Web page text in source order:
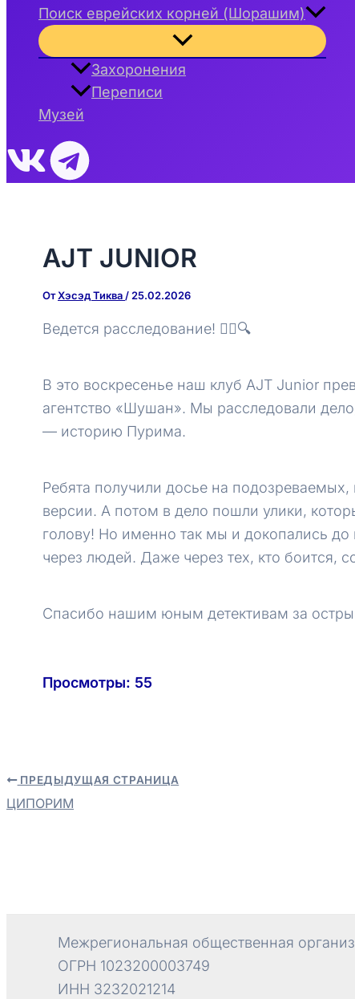
Поиск еврейских корней (Шорашим)
Переключатель
меню
Захоронения
Переписи
Музей
AJT JUNIOR
ОтХэсэд Тиква / 25.02.2026
Ведется расследование! 🕵️‍♀️🔍
В это воскресенье наш клуб AJT Junior
агентство «Шушан». Мы расследовали
— историю Пурима.
Ребята получили досье на подозреваемых,
версии. А потом в дело пошли улики,
голову! Но именно так мы и докопались до
через людей. Даже через тех, кто боится,
Спасибо нашим юным детективам за
Просмотры: 55
Навигация
по
ПРЕДЫДУЩАЯ СТРАНИЦА
ЦИПОРИМ
Межрегиональная общественная
ОГРН 1023200003749
ИНН 3232021214